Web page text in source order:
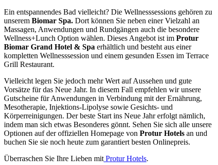
Ein entspannendes Bad vielleicht? Die Wellnesssessions gehören zu
unserem Biomar Spa. Dort können Sie neben einer Vielzahl an
Massagen, Anwendungen und Rundgängen auch die besondere
Wellness+Lunch Option wählen. Dieses Angebot ist im Protur
Biomar Grand Hotel & Spa erhältlich und besteht aus einer
kompletten Wellnesssession und einem gesunden Essen im Terrace
Grill Restaurant.
Vielleicht legen Sie jedoch mehr Wert auf Aussehen und gute
Vorsätze für das Neue Jahr. In diesem Fall empfehlen wir unsere
Gutscheine für Anwendungen in Verbindung mit der Ernährung,
Mesotherapie, Injektions-Lipolyse sowie Gesichts- und
Körperreinigungen. Der beste Start ins Neue Jahr erfolgt nämlich,
indem man sich etwas Besonderes gönnt. Sehen Sie sich alle unsere
Optionen auf der offiziellen Homepage von Protur Hotels an und
buchen Sie sie noch heute zum garantiert besten Onlinepreis.
Überraschen Sie Ihre Lieben mit Protur Hotels.